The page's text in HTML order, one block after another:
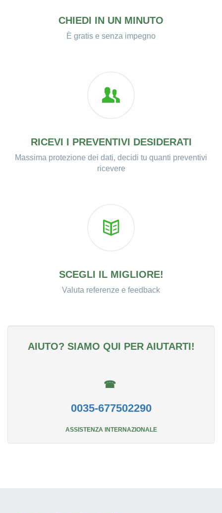
CHIEDI IN UN MINUTO
È gratis e senza impegno
RICEVI I PREVENTIVI DESIDERATI
Massima protezione dei dati, decidi tu quanti preventivi
ricevere
SCEGLI IL MIGLIORE!
Valuta referenze e feedback
AIUTO? SIAMO QUI PER AIUTARTI!
☎
0035-677502290
ASSISTENZA INTERNAZIONALE